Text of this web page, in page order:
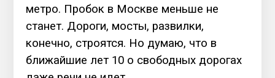
метро. Пробок в Москве меньше не
станет. Дороги, мосты, развилки,
конечно, строятся. Но думаю, что в
ближайшие лет 10 о свободных дорогах